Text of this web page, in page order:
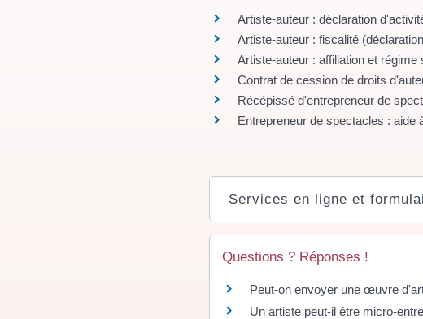
Artiste-auteur : déclaration
Artiste-auteur : fiscalité
Artiste-auteur : affiliation et régime
Contrat de cession de droits
Récépissé d'entrepreneur de
Entrepreneur de spectacles : aide
Services en ligne et
Questions ? Réponses !
Peut-on envoyer une œuvre
Un artiste peut-il être micro-